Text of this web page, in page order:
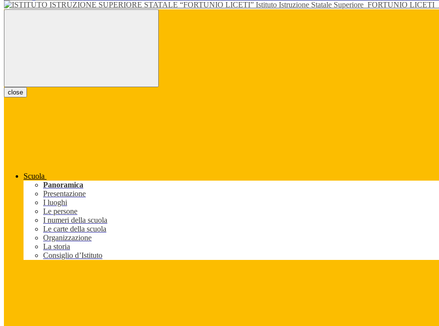
Istituto Istruzione Statale Superiore FORTUNIO LICETI
close
Scuola
Panoramica
Presentazione
I luoghi
Le persone
I numeri della scuola
Le carte della scuola
Organizzazione
La storia
Consiglio d’Istituto